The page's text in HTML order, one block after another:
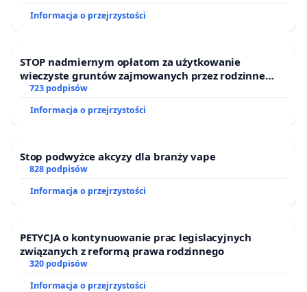
Informacja o przejrzystości
STOP nadmiernym opłatom za użytkowanie
wieczyste gruntów zajmowanych przez rodzinne
ogrody działkowe.
723 podpisów
Informacja o przejrzystości
Stop podwyżce akcyzy dla branży vape
828 podpisów
Informacja o przejrzystości
PETYCJA o kontynuowanie prac legislacyjnych
związanych z reformą prawa rodzinnego
320 podpisów
Informacja o przejrzystości